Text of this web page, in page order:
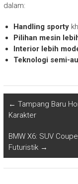
dalam:
Handling sporty
Pilihan mesin
Interior lebih
Teknologi semi-
← Tampang Baru
Karakter
BMW X6: SUV
Futuristik →